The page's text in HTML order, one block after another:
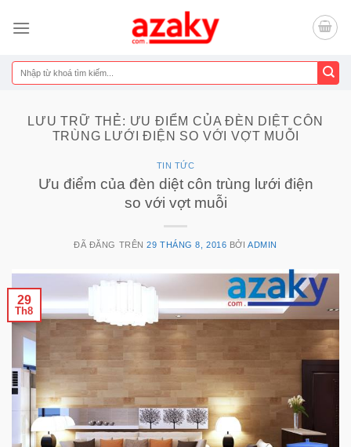
đến
dung
Tìm
kiếm:
LƯU TRỮ THẺ: ƯU ĐIỂM CỦA ĐÈN DIỆT CÔN
TRÙNG LƯỚI ĐIỆN SO VỚI VỢT MUỖI
TIN TỨC
Ưu điểm của đèn diệt côn trùng lưới điện
so với vợt muỗi
ĐÃ ĐĂNG TRÊN29 THÁNG 8, 2016 BỞIADMIN
29
Th8